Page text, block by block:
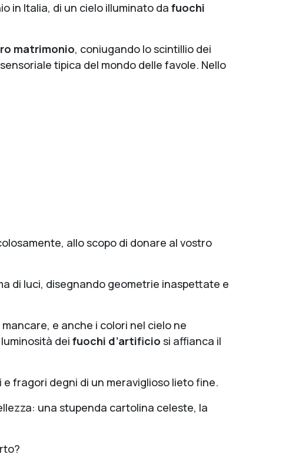
in Italia, di un cielo illuminato da fuochi
matrimonio, coniugando lo scintillio dei
tipica del mondo delle favole. Nello
allo scopo di donare al vostro
di luci, disegnando geometrie inaspettate e
e anche i colori nel cielo ne
dei fuochi d’artificio si affianca il
fragori degni di un meraviglioso lieto fine.
una stupenda cartolina celeste, la